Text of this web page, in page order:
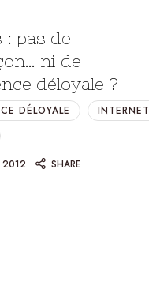
: pas de
ni de
déloyale ?
DÉLOYALE
INTERNET
2012
SHARE